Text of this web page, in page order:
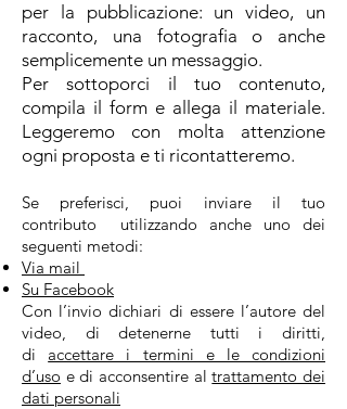
per la pubblicazione: un video, un
racconto, una fotografia o anche
semplicemente un messaggio.
Per sottoporci il tuo contenuto,
compila il form e allega il materiale.
Leggeremo con molta attenzione
ogni proposta e ti ricontatteremo.
Se preferisci, puoi inviare il tuo
contributo utilizzando anche uno dei
seguenti metodi:
Via mail
Su Facebook
Con l’invio dichiari di essere l’autore del
video, di detenerne tutti i diritti,
di accettare i termini e le condizioni
d’uso e di acconsentire altrattamento dei
dati personali